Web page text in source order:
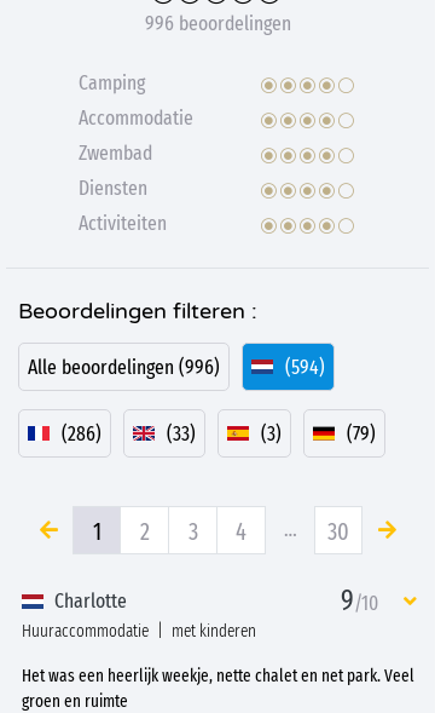
996 beoordelingen
Camping
Accommodatie
Zwembad
Diensten
Activiteiten
Beoordelingen filteren :
Alle beoordelingen (996) (594)
(286) (33) (3) (79)
1 2 3 4 … 30
Charlotte 9/10
Huuraccommodatie met kinderen
Het was een heerlijk weekje, nette chalet en net park. Veel
groen en ruimte